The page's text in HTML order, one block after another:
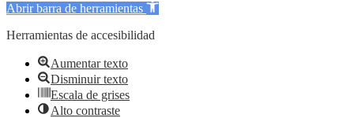
Abrir barra de herramientas
Herramientas de accesibilidad
Aumentar texto
Disminuir texto
Escala de grises
Alto contraste